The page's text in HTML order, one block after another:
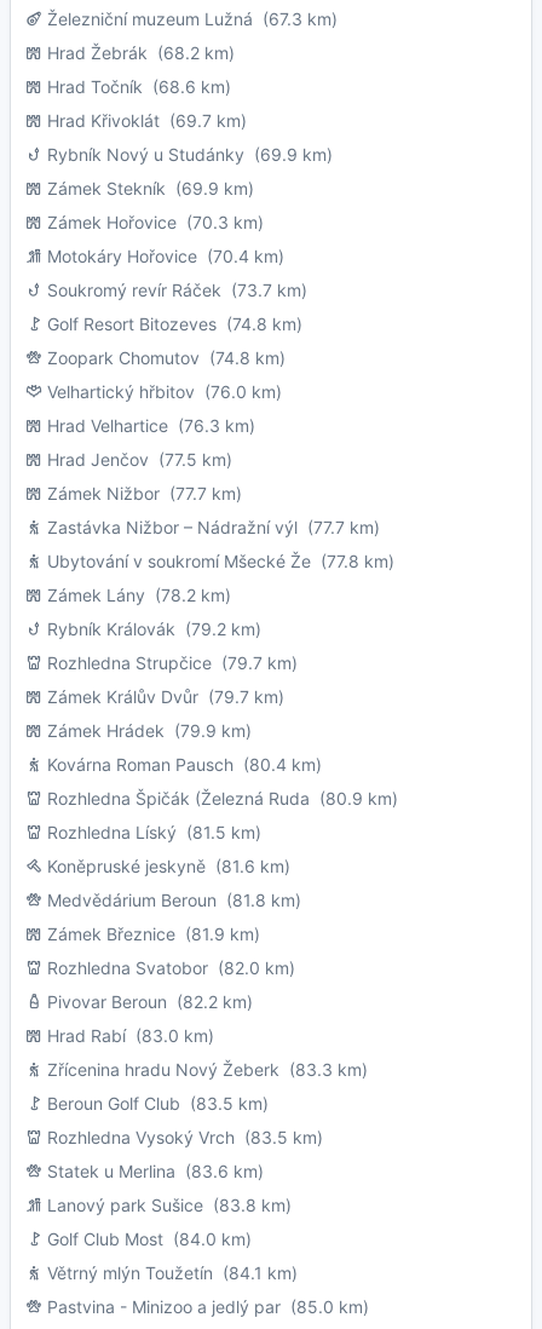
Železniční muzeum Lužná (67.3 km)
Hrad Žebrák (68.2 km)
Hrad Točník (68.6 km)
Hrad Křivoklát (69.7 km)
Rybník Nový u Studánky (69.9 km)
Zámek Stekník (69.9 km)
Zámek Hořovice (70.3 km)
Motokáry Hořovice (70.4 km)
Soukromý revír Ráček (73.7 km)
Golf Resort Bitozeves (74.8 km)
Zoopark Chomutov (74.8 km)
Velhartický hřbitov (76.0 km)
Hrad Velhartice (76.3 km)
Hrad Jenčov (77.5 km)
Zámek Nižbor (77.7 km)
Zastávka Nižbor – Nádražní výl (77.7 km)
Ubytování v soukromí Mšecké Že (77.8 km)
Zámek Lány (78.2 km)
Rybník Královák (79.2 km)
Rozhledna Strupčice (79.7 km)
Zámek Králův Dvůr (79.7 km)
Zámek Hrádek (79.9 km)
Kovárna Roman Pausch (80.4 km)
Rozhledna Špičák (Železná Ruda (80.9 km)
Rozhledna Líský (81.5 km)
Koněpruské jeskyně (81.6 km)
Medvědárium Beroun (81.8 km)
Zámek Březnice (81.9 km)
Rozhledna Svatobor (82.0 km)
Pivovar Beroun (82.2 km)
Hrad Rabí(83.0 km)
Zřícenina hradu Nový Žeberk (83.3 km)
Beroun Golf Club (83.5 km)
Rozhledna Vysoký Vrch (83.5 km)
Statek u Merlina (83.6 km)
Lanový park Sušice (83.8 km)
Golf Club Most (84.0 km)
Větrný mlýn Toužetín (84.1 km)
Pastvina - Minizoo a jedlý par (85.0 km)